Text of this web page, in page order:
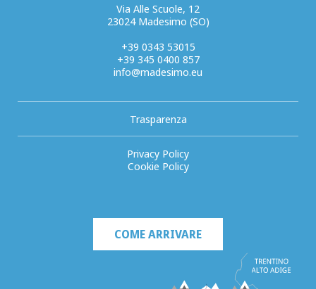
Via Alle Scuole, 12
23024 Madesimo (SO)
+39 0343 53015
+39 345 0400 857
info@madesimo.eu
Trasparenza
Privacy Policy
Cookie Policy
COME ARRIVARE